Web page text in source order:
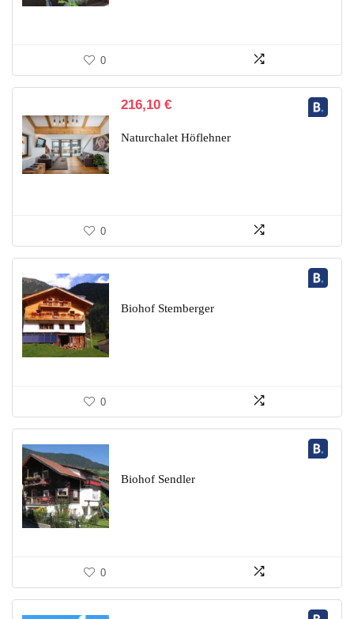
0
216,10 €
Naturchalet Höflehner
0
Biohof Stemberger
0
Biohof Sendler
0